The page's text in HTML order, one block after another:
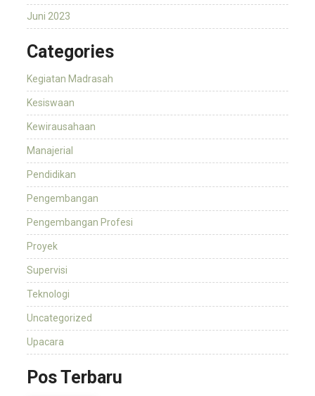
Juni 2023
Categories
Kegiatan Madrasah
Kesiswaan
Kewirausahaan
Manajerial
Pendidikan
Pengembangan
Pengembangan Profesi
Proyek
Supervisi
Teknologi
Uncategorized
Upacara
Pos Terbaru